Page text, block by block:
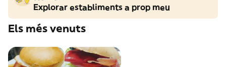
Explorar establiments a prop meu
Els més venuts